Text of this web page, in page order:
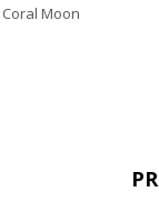
Moon